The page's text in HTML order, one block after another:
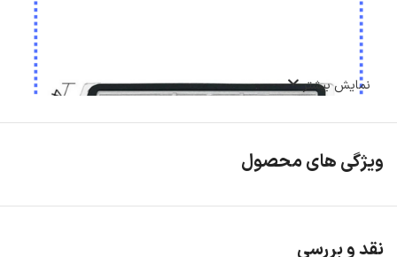
نمایش بیشتر
ویژگی های محصول
نقد و بررسی